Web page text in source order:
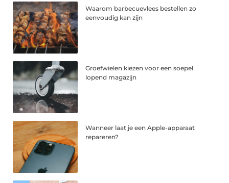
Waarom barbecuevlees bestellen zo
eenvoudig kan zijn
Groefwielen kiezen voor een soepel
lopend magazijn
Wanneer laat je een Apple-apparaat
repareren?